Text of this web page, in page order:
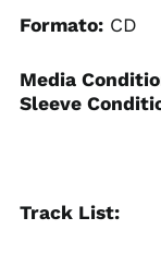
Formato:CD
Media
Sleeve
Track List: